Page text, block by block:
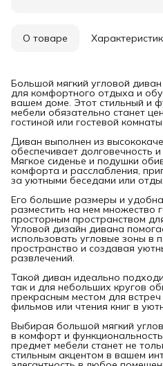
О товаре
Большой мягкий угловой
для комфортного отдыха и
вашем доме. Этот стильный и
мебели обязательно станет
гостиной или гостевой комнаты.
Диван выполнен из
обеспечивает долговечность
Мягкое сиденье и подушки
комфорта и расслабления,
за уютными беседами или
Его большие размеры и
разместить на нем множество
просторным пространством
Угловой дизайн дивана
использовать угловые зоны в
пространство и создавая
развлечений.
Такой диван идеально
так и для небольших кругов
прекрасным местом для
фильмов или чтения книг в
Выбирая большой мягкий
в комфорт и
предмет мебели станет не
стильным акцентом в вашем